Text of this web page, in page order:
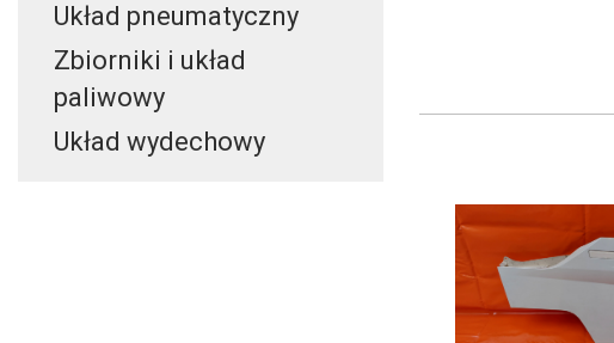
Układ pneumatyczny
Zbiorniki i układ
paliwowy
Układ wydechowy